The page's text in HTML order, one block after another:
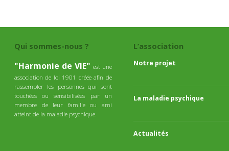
Qui sommes-nous ?
"Harmonie de VIE" est une
association de loi 1901 créée afin de
rassembler les personnes qui sont
touchées ou sensibilisées par un
membre de leur famille ou ami
atteint de la maladie psychique.
L’association
Notre projet
La maladie psychique
Actualités